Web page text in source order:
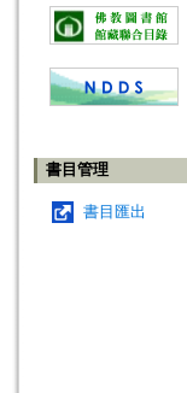
書目管理
書目匯出